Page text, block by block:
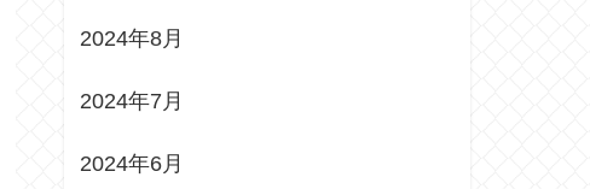
2024年8月
2024年7月
2024年6月